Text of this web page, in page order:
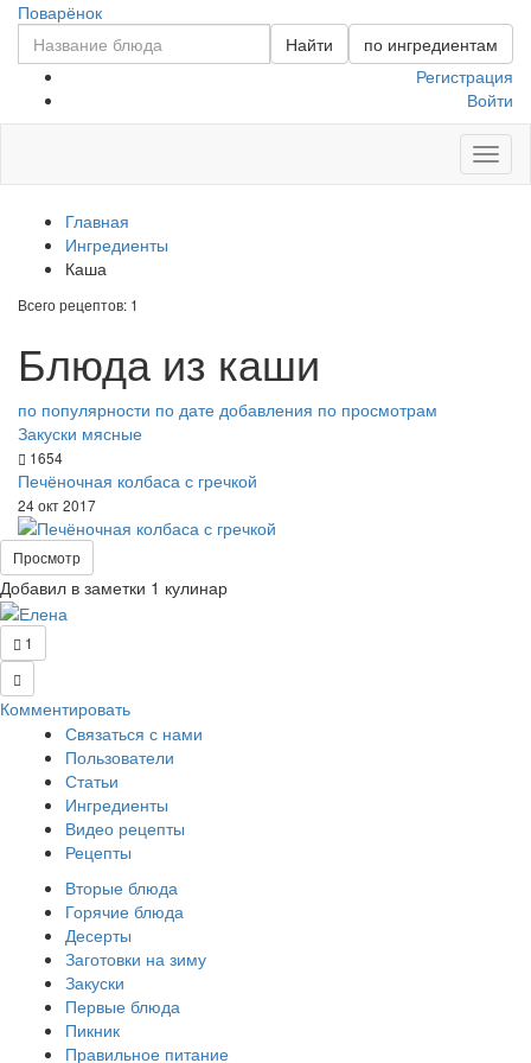
Поварёнок
Найти
по ингредиентам
Регистрация
Войти
Главная
Ингредиенты
Каша
Всего рецептов: 1
Блюда из каши
по популярности по дате добавления по просмотрам
Закуски мясные
1654
Печёночная колбаса с гречкой
24 окт 2017
Просмотр
Добавил в заметки 1 кулинар
1
Комментировать
Связаться с нами
Пользователи
Статьи
Ингредиенты
Видео рецепты
Рецепты
Вторые блюда
Горячие блюда
Десерты
Заготовки на зиму
Закуски
Первые блюда
Пикник
Правильное питание